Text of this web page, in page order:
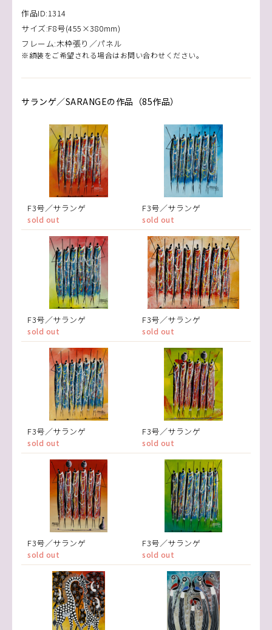
作品ID:1314
サイズ:F8号(455×380mm)
フレーム:木枠張り／パネル
※額装をご希望される場合はお問い合わせください。
サランゲ／SARANGEの作品（85作品）
F3号／サランゲ
sold out
F3号／サランゲ
sold out
F3号／サランゲ
sold out
F3号／サランゲ
sold out
F3号／サランゲ
sold out
F3号／サランゲ
sold out
F3号／サランゲ
sold out
F3号／サランゲ
sold out